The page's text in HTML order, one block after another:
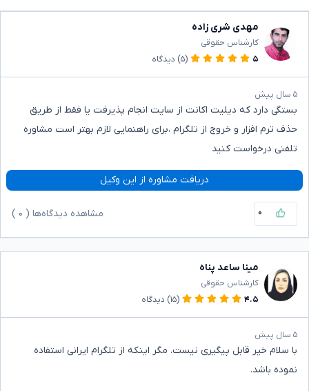
مهدی شری زاده
کارشناس حقوقی
۵
(۵) دیدگاه
۵ سال پیش
بستگی دارد که دیلیت اکانت از سایت انجام پذیرفت یا فقط از طریق
حذف ترم افزار و خروج از تلگرام ،برای راهنمایی لازم بهتر است مشاوره
تلفنی درخواست کنید
دریافت مشاوره از این وکیل
۰ مشاهده دیدگاه‌ها ( ۰
مینا ساعد پناه
کارشناس حقوقی
۴.۵
(۱۵) دیدگاه
۵ سال پیش
با سلام خیر قابل پیگیری نیست. مگر اینکه از تلگرام ایرانی استفاده
نموده باشد.